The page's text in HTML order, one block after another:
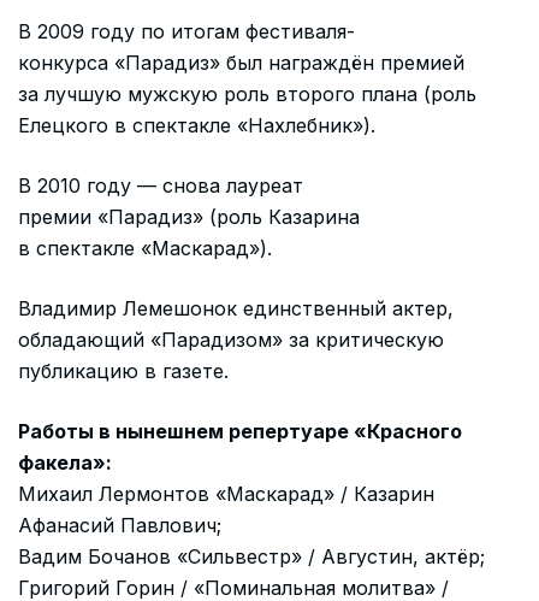
В 2009 году по итогам фестиваля-
конкурса «Парадиз» был награждён премией
за лучшую мужскую роль второго плана (роль
Елецкого в спектакле «Нахлебник»).
В 2010 году — снова лауреат
премии «Парадиз» (роль Казарина
в спектакле «Маскарад»).
Владимир Лемешонок единственный актер,
обладающий «Парадизом» за критическую
публикацию в газете.
Работы в нынешнем репертуаре «Красного
факела»:
Михаил Лермонтов «Маскарад» / Казарин
Афанасий Павлович;
Вадим Бочанов «Сильвестр» / Августин, актёр;
Григорий Горин / «Поминальная молитва» /